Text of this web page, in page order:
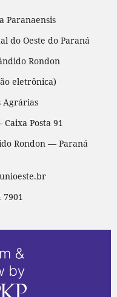
Paranaensis
do Oeste do Paraná
Rondon
eletrônica)
Agrárias
Posta 91
Rondon — Paraná
7901